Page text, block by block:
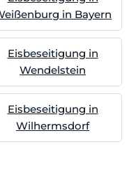
in Bayern
Eisbeseitigung in
Wendelstein
Eisbeseitigung in
Wilhermsdorf